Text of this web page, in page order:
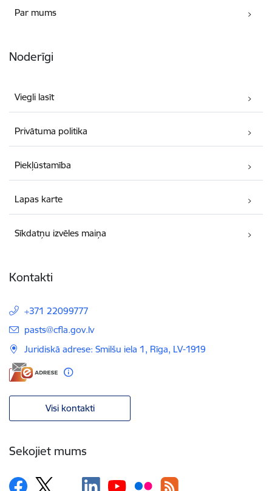
Par mums
Noderīgi
Viegli lasīt
Privātuma politika
Piekļūstamība
Lapas karte
Sīkdatņu izvēles maiņa
Kontakti
+371 22099777
E-pasts:
pasts@cfla.gov.lv
Juridiskā adrese: Smilšu iela 1, Rīga, LV-1919
Visi kontakti
Sekojiet mums